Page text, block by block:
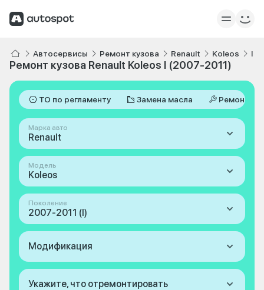
Автосервисы Ремонт кузова Renault Koleos I
Ремонт кузова Renault Koleos I (2007-2011)
ТО по регламенту Замена масла Ремонт
Марка авто
Renault
Модель
Koleos
Поколение
2007-2011 (I)
Модификация
Укажите, что отремонтировать